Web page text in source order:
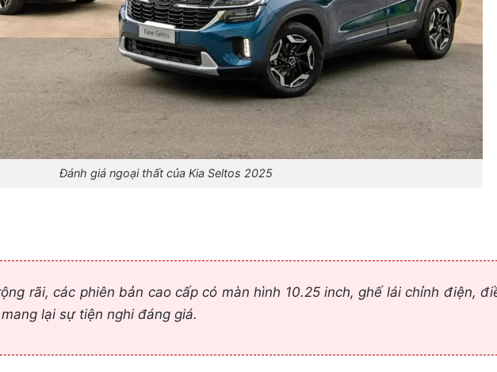
Đánh giá ngoại thất của Kia Seltos 2025
rãi, các phiên bản cao cấp có màn hình 10.25 inch, ghế lái chỉnh điện,
lại sự tiện nghi đáng giá.